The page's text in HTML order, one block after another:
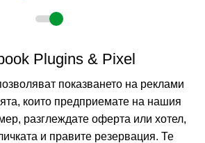
Plugins & Pixel
показването на реклами
които предприемате на нашия
разглеждате оферта или хотел,
и правите резервация. Те